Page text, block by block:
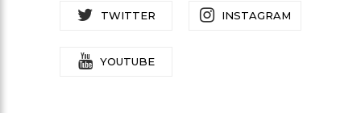
TWITTER INSTAGRAM
YOUTUBE